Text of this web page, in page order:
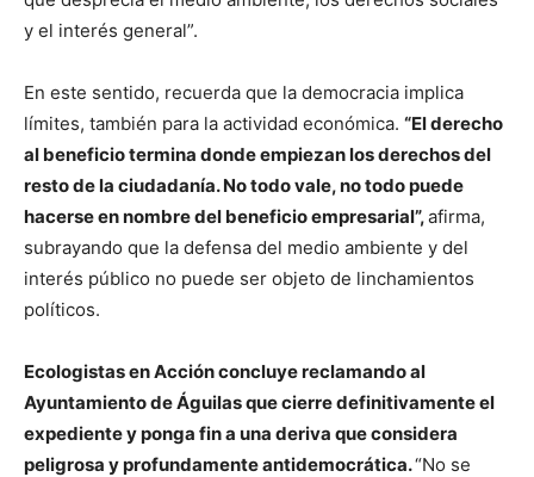
y el interés general”.
En este sentido, recuerda que la democracia implica
límites, también para la actividad económica. “El derecho
al beneficio termina donde empiezan los derechos del
resto de la ciudadanía. No todo vale, no todo puede
hacerse en nombre del beneficio empresarial”,afirma,
subrayando que la defensa del medio ambiente y del
interés público no puede ser objeto de linchamientos
políticos.
Ecologistas en Acción concluye reclamando al
Ayuntamiento de Águilas que cierre definitivamente el
expediente y ponga fin a una deriva que considera
peligrosa y profundamente antidemocrática.“No se